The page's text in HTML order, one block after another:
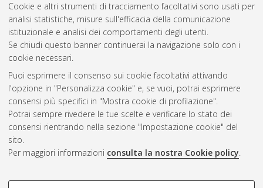
Cookie e altri strumenti di tracciamento facoltativi sono usati per
analisi statistiche, misure sull'efficacia della comunicazione
istituzionale e analisi dei comportamenti degli utenti.
Se chiudi questo banner continuerai la navigazione solo con i
cookie necessari.
Puoi esprimere il consenso sui cookie facoltativi attivando
l'opzione in "Personalizza cookie" e, se vuoi, potrai esprimere
consensi più specifici in "Mostra cookie di profilazione".
Potrai sempre rivedere le tue scelte e verificare lo stato dei
consensi rientrando nella sezione "Impostazione cookie" del
sito.
Per maggiori informazioni consulta la nostra Cookie policy.
COOKIE DI PROFILAZIONE -
Gestione del documento:
Atom
Rss 1.0
Rss 2.0
ISSN: 2038-7946
Impostazioni Cookie